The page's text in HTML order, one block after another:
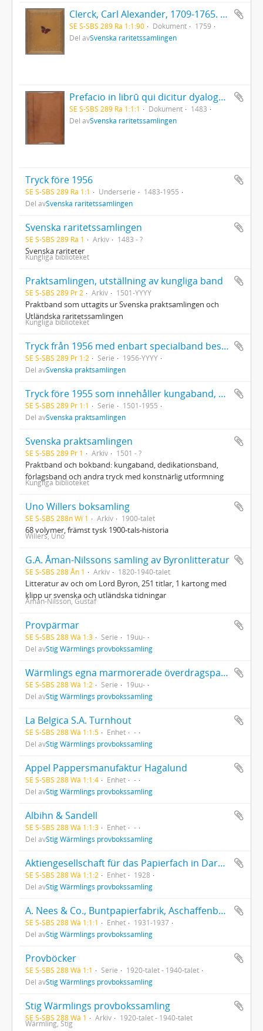
Clerck, Carl Alexander, 1709-1765. - Icones insectorum rariorum. (Pl.titelbl.) Stockholm. 1-2. 1759-65. [Del 1], Caroli Clerck reg: soc: scient: Upsal: membr: Icones insectorum rariorum cum nominibus eorum trivialibus, locisqve e C: Linnæi ... Syst: nat: allegatis Holmiæ 1759.. - 1759
SE S-SBS 289 Ra 1:1:90 Dokument
1759
Del avSvenska raritetssamlingen
Prefacio in librū qui dicitur dyalogus creaturar[um] moralizatus omni materie morali iocundo et edificatiuo modo applicabilis. - 1483
SE S-SBS 289 Ra 1:1:1 Dokument
1483
Del avSvenska raritetssamlingen
Tryck före 1956
SE S-SBS 289 Ra 1:1 Underserie
1483-1955
Del avSvenska raritetssamlingen
Svenska raritetssamlingen
SE S-SBS 289 Ra 1 Arkiv 1483 - ?
Svenska rariteter
Kungliga biblioteket
Praktsamlingen, utställning av kungliga band
SE S-SBS 289 Pr 2 Arkiv 1501-YYYY
Praktband som uttagits ur Svenska praktsamlingen och
Utländska raritetssamlingen
Kungliga biblioteket
Tryck från 1956 med enbart specialband beställda av kända svenska bokbindare eller böcker inköpta med tanke på bokbandet
SE S-SBS 289 Pr 1:2 Serie
1956-YYYY
Del avSvenska praktsamlingen
Tryck före 1955 som innehåller kungaband, dedikationsband, förlagsband och andra tryck med konstnärlig utformning
SE S-SBS 289 Pr 1:1 Serie
1501-1955
Del avSvenska praktsamlingen
Svenska praktsamlingen
SE S-SBS 289 Pr 1 Arkiv 1501 - ?
Praktband och bokband: kungaband, dedikationsband,
förlagsband och andra tryck med konstnärlig utformning
Kungliga biblioteket
Uno Willers boksamling
SE S-SBS 288n Wi 1 Arkiv 1900-talet
68 volymer, främst tysk 1900-tals-historia
Willers, Uno
G.A. Åman-Nilssons samling av Byronlitteratur
SE S-SBS 288 Ån 1 Arkiv 1820-1940-talet
Litteratur av och om Lord Byron, 251 titlar, 1 kartong med
klipp ur svenska och utländska tidningar
Åman-Nilsson, Gustaf
Provpärmar
SE S-SBS 288 Wä 1:3 Serie
19uu-
Del avStig Wärmlings provbokssamling
Wärmlings egna marmorerade överdragspapper
SE S-SBS 288 Wä 1:2 Serie
19uu-
Del avStig Wärmlings provbokssamling
La Belgica S.A. Turnhout
SE S-SBS 288 Wä 1:1:5 Enhet
-
Del avStig Wärmlings provbokssamling
Appel Pappersmanufaktur Hagalund
SE S-SBS 288 Wä 1:1:4 Enhet
-
Del avStig Wärmlings provbokssamling
Albihn & Sandell
SE S-SBS 288 Wä 1:1:3 Enhet
-
Del avStig Wärmlings provbokssamling
Aktiengesellschaft für das Papierfach in Darmstadt
SE S-SBS 288 Wä 1:1:2 Enhet
1928
Del avStig Wärmlings provbokssamling
A. Nees & Co., Buntpapierfabrik, Aschaffenburg
SE S-SBS 288 Wä 1:1:1 Enhet
1931-1937
Del avStig Wärmlings provbokssamling
Provböcker
SE S-SBS 288 Wä 1:1 Serie
1920-talet - 1940-talet
Del avStig Wärmlings provbokssamling
Stig Wärmlings provbokssamling
SE S-SBS 288 Wä 1 Arkiv 1920-talet - 1940-talet
Wärmling, Stig